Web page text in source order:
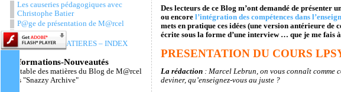
Les causeries pédagogiques avec
Christophe Batier
P@ge de présentation de M@rcel
Snazzy Archive
TABLE DES MATIERES – INDEX
Informations-Nouveautés
La table des matières du Blog de M@rcel
Les "Snazzy Archive"
Des lecteurs de ce Blog m’ont demandé de présenter
ou encore l’intégration des compétences dans
mets en pratique ces idées (une version antérieure de
écrite sous la forme d’une interview … que je me
PRESENTATION DU COURS
La rédaction: Marcel Lebrun, on vous connaît comme
deviner, qu’enseignez-vous au juste ?